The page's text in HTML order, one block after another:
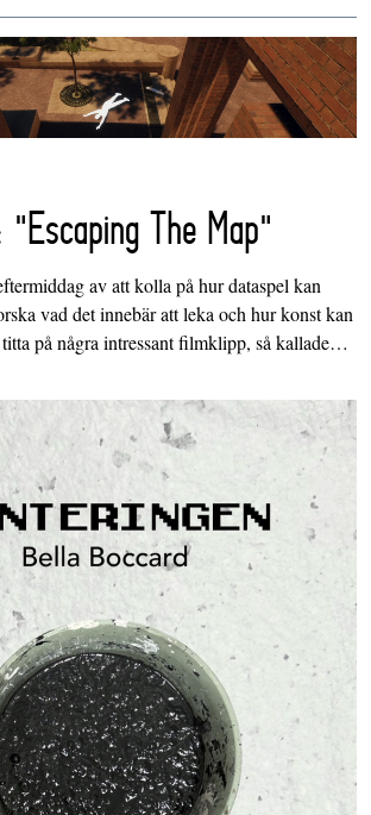
"Escaping The Map"
av att kolla på hur dataspel kan
vad det innebär att leka och hur konst kan
på några intressant filmklipp, så kallade…